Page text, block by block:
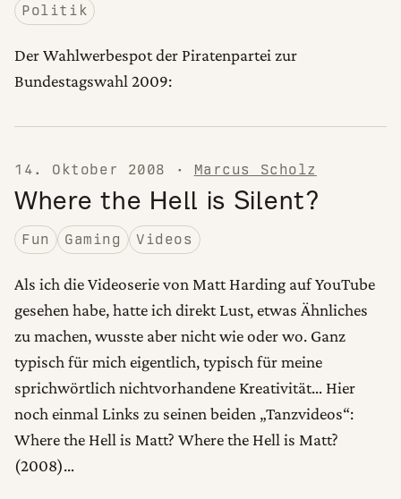
Politik
Der Wahlwerbespot der Piratenpartei zur
Bundestagswahl 2009:
14. Oktober 2008 · Marcus Scholz
Where the Hell is Silent?
Fun Gaming Videos
Als ich die Videoserie von Matt Harding auf YouTube
gesehen habe, hatte ich direkt Lust, etwas Ähnliches
zu machen, wusste aber nicht wie oder wo. Ganz
typisch für mich eigentlich, typisch für meine
sprichwörtlich nichtvorhandene Kreativität… Hier
noch einmal Links zu seinen beiden „Tanzvideos“:
Where the Hell is Matt? Where the Hell is Matt?
(2008)…